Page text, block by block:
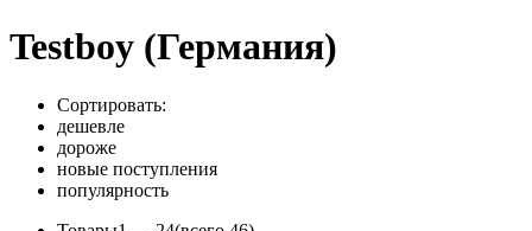
Testboy (Германия)
Сортировать:
дешевле
дороже
новые поступления
популярность